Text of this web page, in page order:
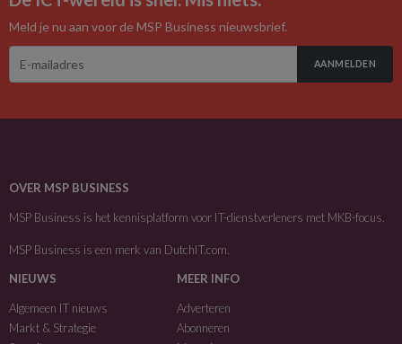
Meld je nu aan voor de MSP Business nieuwsbrief.
AANMELDEN
OVER MSP BUSINESS
MSP Business is het kennisplatform voor IT-dienstverleners met MKB-focus.
MSP Business is een merk van DutchIT.com.
NIEUWS
Algemeen IT nieuws
Markt & Strategie
MEER INFO
Adverteren
Abonneren